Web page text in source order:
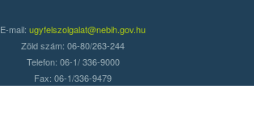
E-mail: ugyfelszolgalat@nebih.gov.hu
Zöld szám: 06-80/263-244
Telefon: 06-1/ 336-9000
Fax: 06-1/336-9479